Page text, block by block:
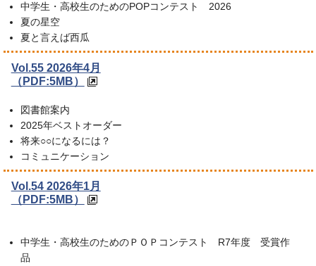
中学生・高校生のためのPOPコンテスト 2026
夏の星空
夏と言えば西瓜
Vol.55 2026年4月
（PDF:5MB）
図書館案内
2025年ベストオーダー
将来○○になるには？
コミュニケーション
Vol.54 2026年1月
（PDF:5MB）
中学生・高校生のためのＰＯＰコンテスト R7年度 受賞作
品